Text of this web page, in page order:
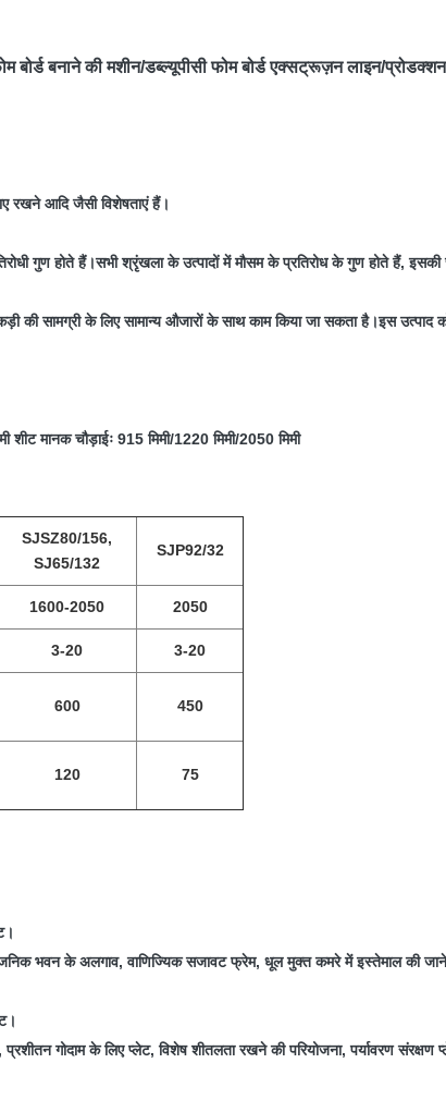
बोर्ड बनाने की मशीन/डब्ल्यूपीसी फोम बोर्ड एक्सट्रूज़न लाइन/
रखने आदि जैसी विशेषताएं हैं।
गुण होते हैं।सभी श्रृंखला के उत्पादों में मौसम के प्रतिरोध के गुण होते हैं,
की सामग्री के लिए सामान्य औजारों के साथ काम किया जा सकता है।इस उत्पाद
शीट मानक चौड़ाईः 915 मिमी/1220 मिमी/2050 मिमी
SJSZ80/156,
SJ65/132
SJP92/32
1600-2050 2050
3-20 3-20
600 450
120 75
भवन के अलगाव, वाणिज्यिक सजावट फ्रेम, धूल मुक्त कमरे में इस्तेमाल की
गोदाम के लिए प्लेट, विशेष शीतलता रखने की परियोजना, पर्यावरण संरक्षण